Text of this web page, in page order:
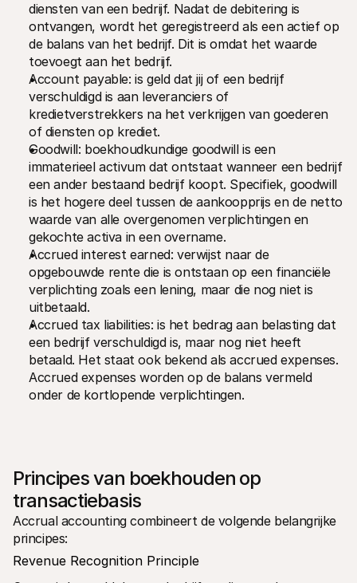
diensten van een bedrijf. Nadat de debitering is
ontvangen, wordt het geregistreerd als een actief op
de balans van het bedrijf. Dit is omdat het waarde
toevoegt aan het bedrijf.
Account payable: is geld dat jij of een bedrijf
verschuldigd is aan leveranciers of
kredietverstrekkers na het verkrijgen van goederen
of diensten op krediet.
Goodwill: boekhoudkundige goodwill is een
immaterieel activum dat ontstaat wanneer een bedrijf
een ander bestaand bedrijf koopt. Specifiek, goodwill
is het hogere deel tussen de aankoopprijs en de netto
waarde van alle overgenomen verplichtingen en
gekochte activa in een overname.
Accrued interest earned: verwijst naar de
opgebouwde rente die is ontstaan op een financiële
verplichting zoals een lening, maar die nog niet is
uitbetaald.
Accrued tax liabilities: is het bedrag aan belasting dat
een bedrijf verschuldigd is, maar nog niet heeft
betaald. Het staat ook bekend als accrued expenses.
Accrued expenses worden op de balans vermeld
onder de kortlopende verplichtingen.
Principes van boekhouden op
transactiebasis
Accrual accounting combineert de volgende belangrijke
principes:
Revenue Recognition Principle